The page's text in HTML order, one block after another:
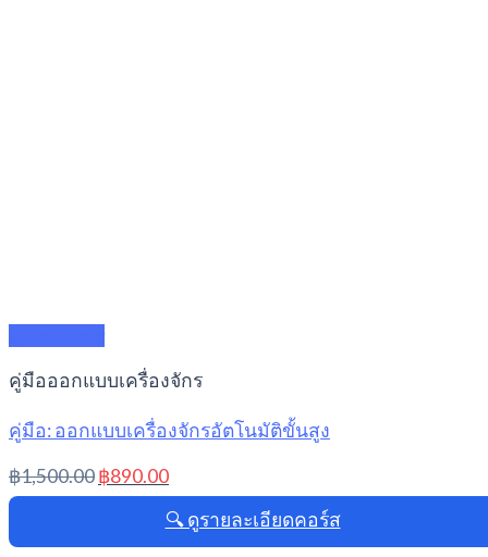
คู่มือออกแบบเครื่องจักร
คู่มือ: ออกแบบเครื่องจักรอัตโนมัติขั้นสูง
฿1,500.00Original
price
฿1,500.00.
฿890.00Current
price
is:
฿890.00.
🔍 ดูรายละเอียดคอร์ส